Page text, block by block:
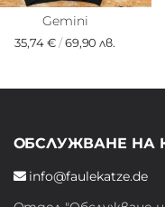
Gemini
35,74 €/69,90 лв.
ОБСЛУЖВАНЕ НА
info@faulekatze.de